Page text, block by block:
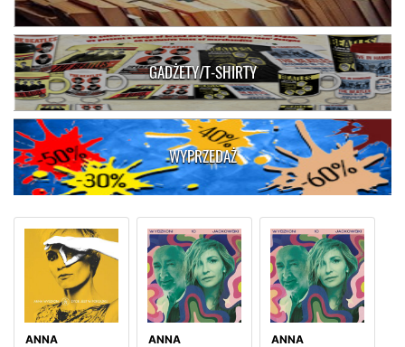
GADŻETY/T-SHIRTY
WYPRZEDAŻ
ANNA
ANNA
ANNA